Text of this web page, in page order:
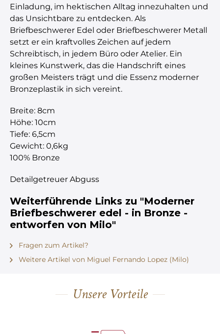
Einladung, im hektischen Alltag innezuhalten und
das Unsichtbare zu entdecken. Als
Briefbeschwerer Edel oder Briefbeschwerer Metall
setzt er ein kraftvolles Zeichen auf jedem
Schreibtisch, in jedem Büro oder Atelier. Ein
kleines Kunstwerk, das die Handschrift eines
großen Meisters trägt und die Essenz moderner
Bronzeplastik in sich vereint.
Breite: 8cm
Höhe: 10cm
Tiefe: 6,5cm
Gewicht: 0,6kg
100% Bronze
Detailgetreuer Abguss
Weiterführende Links zu "Moderner
Briefbeschwerer edel - in Bronze -
entworfen von Milo"
Fragen zum Artikel?
Weitere Artikel von Miguel Fernando Lopez (Milo)
Unsere Vorteile